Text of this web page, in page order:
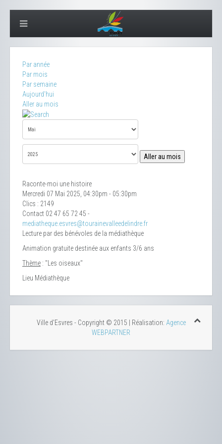
Par année
Par mois
Par semaine
Aujourd'hui
Aller au mois
Aller au mois
Raconte-moi une histoire
Mercredi 07 Mai 2025, 04:30pm - 05:30pm
Clics : 2149
Contact 02 47 65 72 45 -
mediatheque.esvres@tourainevalleedelindre.fr
Lecture par des bénévoles de la médiathèque
Animation gratuite destinée aux enfants 3/6 ans
Thème : "Les oiseaux"
Lieu Médiathèque
Ville d'Esvres - Copyright © 2015 | Réalisation: Agence
WEBPARTNER